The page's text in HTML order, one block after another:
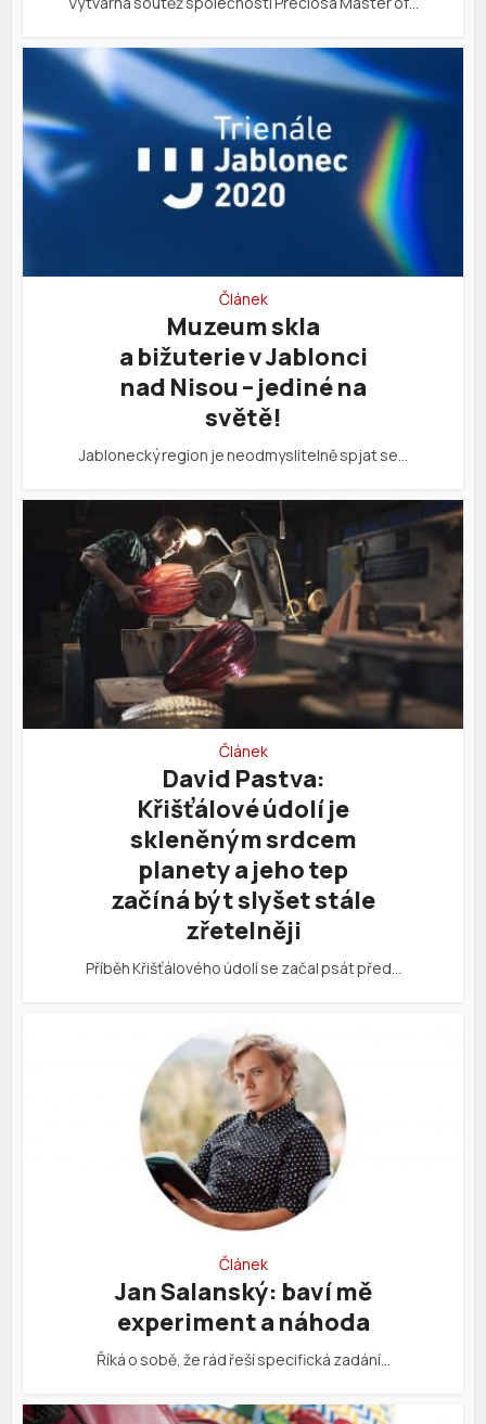
Článek
Muzeum skla
a bižuterie v Jablonci
nad Nisou – jediné na
světě!
Jablonecký region je neodmyslitelně spjat se…
Článek
David Pastva:
Křišťálové údolí je
skleněným srdcem
planety a jeho tep
začíná být slyšet stále
zřetelněji
Příběh Křišťálového údolí se začal psát před…
Článek
Jan Salanský: baví mě
experiment a náhoda
Říká o sobě, že rád řeší specifická zadání…